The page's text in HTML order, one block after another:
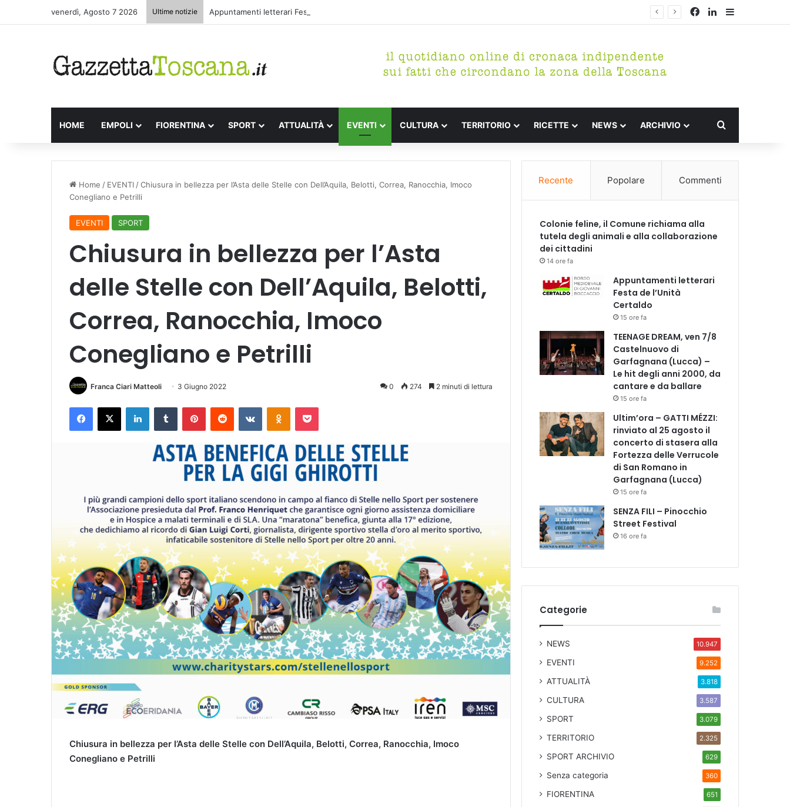
venerdì, Agosto 7 2026 Ultime notizie Appuntamenti letterari Festa de l’Unità Certaldo Facebook
LinkedIn
HOME EMPOLI FIORENTINA SPORT ATTUALITÀ EVENTI CULTURA TERRITORIO RICETTE NEWS ARCHIVIO
Home / EVENTI /Chiusura in bellezza per l’Asta delle Stelle con Dell’Aquila, Belotti, Correa, Ranocchia, Imoco
Conegliano e Petrilli
EVENTI SPORT
Chiusura in bellezza per l’Asta
delle Stelle con Dell’Aquila, Belotti,
Correa, Ranocchia, Imoco
Conegliano e Petrilli
Franca Ciari Matteoli 3 Giugno 2022 0 274 2 minuti di lettura
Chiusura in bellezza per l’Asta delle Stelle con Dell’Aquila, Belotti, Correa, Ranocchia, Imoco
Conegliano e Petrilli
Recente Popolare Commenti
Colonie feline, il Comune richiama alla
tutela degli animali e alla collaborazione
dei cittadini
14 ore fa
Appuntamenti letterari
Festa de l’Unità
Certaldo
15 ore fa
TEENAGE DREAM, ven 7/8
Castelnuovo di
Garfagnana (Lucca) –
Le hit degli anni 2000, da
cantare e da ballare
15 ore fa
Ultim’ora – GATTI MÉZZI:
rinviato al 25 agosto il
concerto di stasera alla
Fortezza delle Verrucole
di San Romano in
Garfagnana (Lucca)
15 ore fa
SENZA FILI – Pinocchio
Street Festival
16 ore fa
Categorie
NEWS 10.947
EVENTI 9.252
ATTUALITÀ 3.818
CULTURA 3.587
SPORT 3.079
TERRITORIO 2.325
SPORT ARCHIVIO 629
Senza categoria 360
FIORENTINA 651